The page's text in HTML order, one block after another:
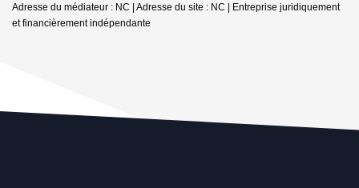
Adresse du médiateur : NC | Adresse du site : NC | Entreprise juridiquement
et financièrement indépendante